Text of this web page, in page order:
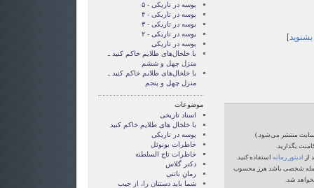
بشنوید]
منتشر می‌شود.)
بگذارید.
از
ادیتور زمانه استفاده کنید.
حمله شخصی باشد هرز محسوب
شد.
بوسه در تاریکی - ۵
بوسه در تاریکی - ۴
بوسه در تاریکی - ۳
بوسه در تاریکی - ۲
بوسه در تاریکی
با خلخال‌های طلایم خاکم کنید ـ
منزل چهل و ششم
با خلخال‌های طلایم خاکم کنید ـ
منزل چهل و پنجم
موضوعات
اسناد تاریخی
با خلخال های طلایم خاکم کنید
بوسه در تاریکی
خاطرات بونوئل
خاطرات تاج السلطنه
دکتر گلاس
رمانِ ناتنی
شما بايد دستتان را، از جيب